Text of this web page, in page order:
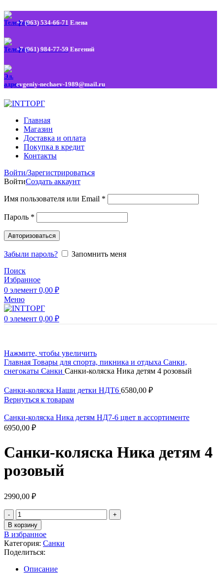
+7 (963) 534-66-71 Елена
+7 (961) 984-77-59 Евгений
evgeniy-nechaev-1989@mail.ru
Главная
Магазин
Доставка и оплата
Покупка в кредит
Контакты
Войти/Зарегистрироваться
ВойтиСоздать аккаунт
Имя пользователя или Email *
Пароль *
Авторизоваться
Забыли пароль?
Запомнить меня
Поиск
Избранное
0 элемент 0,00 ₽
Меню
0 элемент 0,00 ₽
Нажмите, чтобы увеличить
Главная Товары для спорта, пикника и отдыха Санки,
снегокаты Санки Санки-коляска Ника детям 4 розовый
Санки-коляска Наши детки НДТ6 6580,00 ₽
Вернуться к товарам
Санки-коляска Ника детям НД7-6 цвет в ассортименте
6950,00 ₽
Санки-коляска Ника детям 4
розовый
2990,00 ₽
В корзину
В избранное
Категория: Санки
Поделиться:
Описание